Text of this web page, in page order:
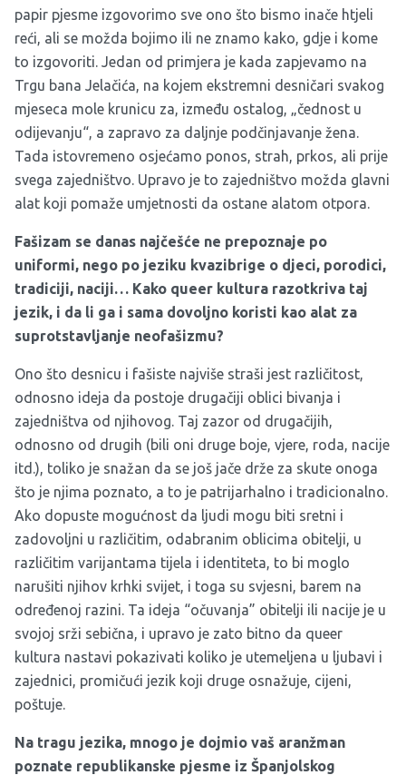
papir pjesme izgovorimo sve ono što bismo inače htjeli
reći, ali se možda bojimo ili ne znamo kako, gdje i kome
to izgovoriti. Jedan od primjera je kada zapjevamo na
Trgu bana Jelačića, na kojem ekstremni desničari svakog
mjeseca mole krunicu za, između ostalog, „čednost u
odijevanju“, a zapravo za daljnje podčinjavanje žena.
Tada istovremeno osjećamo ponos, strah, prkos, ali prije
svega zajedništvo. Upravo je to zajedništvo možda glavni
alat koji pomaže umjetnosti da ostane alatom otpora.
Fašizam se danas najčešće ne prepoznaje po
uniformi, nego po jeziku kvazibrige o djeci, porodici,
tradiciji, naciji… Kako queer kultura razotkriva taj
jezik, i da li ga i sama dovoljno koristi kao alat za
suprotstavljanje neofašizmu?
Ono što desnicu i fašiste najviše straši jest različitost,
odnosno ideja da postoje drugačiji oblici bivanja i
zajedništva od njihovog. Taj zazor od drugačijih,
odnosno od drugih (bili oni druge boje, vjere, roda, nacije
itd.), toliko je snažan da se još jače drže za skute onoga
što je njima poznato, a to je patrijarhalno i tradicionalno.
Ako dopuste mogućnost da ljudi mogu biti sretni i
zadovoljni u različitim, odabranim oblicima obitelji, u
različitim varijantama tijela i identiteta, to bi moglo
narušiti njihov krhki svijet, i toga su svjesni, barem na
određenoj razini. Ta ideja “očuvanja” obitelji ili nacije je u
svojoj srži sebična, i upravo je zato bitno da queer
kultura nastavi pokazivati koliko je utemeljena u ljubavi i
zajednici, promičući jezik koji druge osnažuje, cijeni,
poštuje.
Na tragu jezika, mnogo je dojmio vaš aranžman
poznate republikanske pjesme iz Španjolskog